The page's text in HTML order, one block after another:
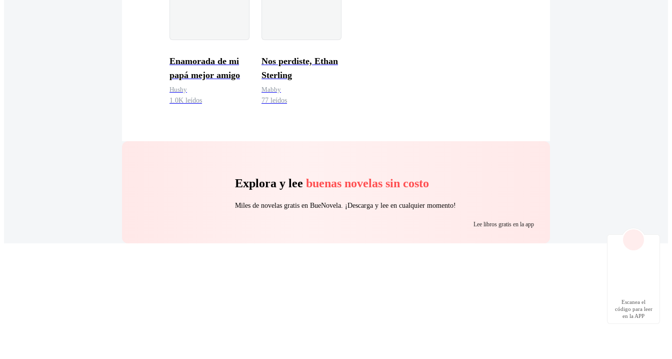
Enamorada de mi
papá mejor amigo
Hushy
1.0K leídos
Nos perdiste, Ethan
Sterling
Mabby
77 leídos
Explora y lee buenas novelas sin costo
Miles de novelas gratis en BueNovela. ¡Descarga y lee en cualquier momento!
Lee libros gratis en la app
Escanea el
código para leer
en la APP